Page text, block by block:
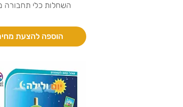
השחלות כלי תחבורה
הוספה להצעת